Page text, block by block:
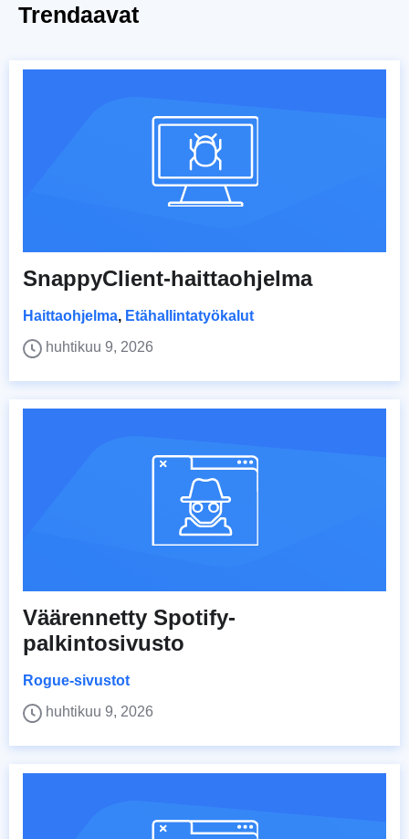
Trendaavat
SnappyClient-haittaohjelma
Haittaohjelma, Etähallintatyökalut
huhtikuu 9, 2026
Väärennetty Spotify-
palkintosivusto
Rogue-sivustot
huhtikuu 9, 2026